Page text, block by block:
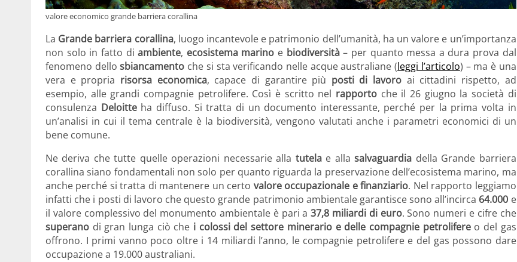
valore economico grande barriera corallina
La Grande barriera corallina, luogo incantevole e patrimonio dell’umanità, ha un valore e un’importanza
non solo in fatto diambiente, ecosistema marino e biodiversità– per quanto messa a dura prova dal
fenomeno dellosbiancamento che si sta verificando nelle acque australiane (leggi l’articolo) – ma è una
vera e propria risorsa economica, capace di garantire più posti di lavoro ai cittadini rispetto, ad
esempio, alle grandi compagnie petrolifere. Così è scritto nel rapporto che il 26 giugno la società di
consulenza Deloitteha diffuso. Si tratta di un documento interessante, perché per la prima volta in
un’analisi in cui il tema centrale è la biodiversità, vengono valutati anche i parametri economici di un
bene comune.
Ne deriva che tutte quelle operazioni necessarie alla tutelae alla salvaguardia della Grande barriera
corallina siano fondamentali non solo per quanto riguarda la preservazione dell’ecosistema marino, ma
anche perché si tratta di mantenere un certo valore occupazionale e finanziario. Nel rapporto leggiamo
infatti che i posti di lavoro che questo grande patrimonio ambientale garantisce sono all’incirca 64.000 e
il valore complessivo del monumento ambientale è pari a 37,8 miliardi di euro. Sono numeri e cifre che
superano di gran lunga ciò che i colossi del settore minerario e delle compagnie petrolifereo del gas
offrono. I primi vanno poco oltre i 14 miliardi l’anno, le compagnie petrolifere e del gas possono dare
occupazione a 19.000 australiani.